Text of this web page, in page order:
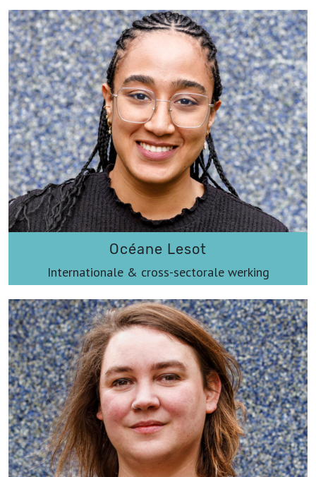
sofie.dr@werkplaatsimmaterieelerfgoed.be
Océane Lesot
Internationale & cross-sectorale werking
oceane@werkplaatsimmaterieelerfgoed.be